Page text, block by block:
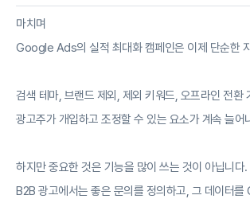
마치며
Google Ads의 실적 최대화 캠페인은 이제 단순한
검색 테마, 브랜드 제외, 제외 키워드, 오프라인 전
광고주가 개입하고 조정할 수 있는 요소가 계속 늘어
하지만 중요한 것은 기능을 많이 쓰는 것이 아닙니다.
B2B 광고에서는 좋은 문의를 정의하고, 그 데이터